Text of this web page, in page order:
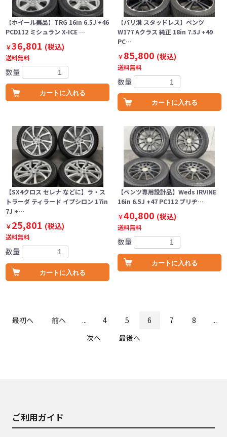
【ホイール美品】TRG 16in 6.5J +46
PCD112 ミシュラン X-ICE …
￥36,801 (税込)
送料無料
数量
カートに入れる
【バリ溝 スタッドレス】ベンツ
W177 Aクラス 純正 18in 7.5J +49
PC…
￥85,800 (税込)
送料無料
数量
カートに入れる
【SX4クロス セレナ などに】ラ・ス
トラーダ ティラード イプシロン 17in
7J +…
￥25,801 (税込)
送料無料
数量
カートに入れる
【ベンツ専用設計品】Weds IRVINE
16in 6.5J +47 PC112 ブリヂ…
￥40,800 (税込)
送料無料
数量
カートに入れる
最初へ 前へ ... 4 5 6 7 8
...
次へ
最後へ
ご利用ガイド